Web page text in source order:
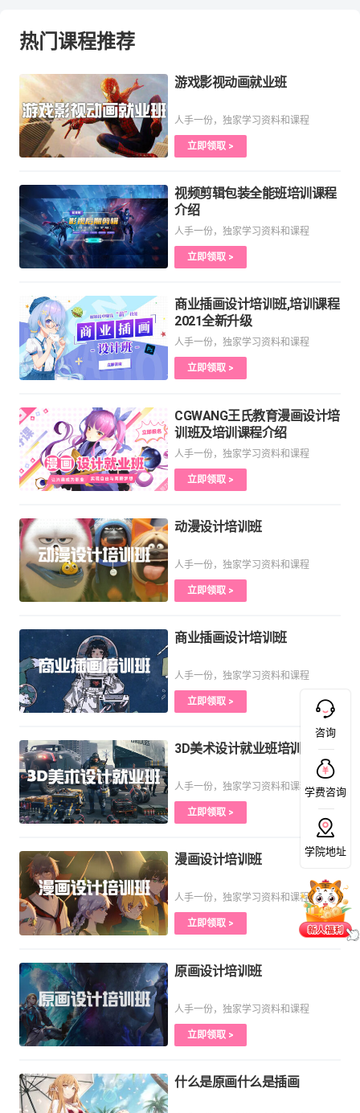
热门课程推荐
游戏影视动画就业班
人手一份，独家学习资料和课程
立即领取 >
视频剪辑包装全能班培训课程
介绍
人手一份，独家学习资料和课程
立即领取 >
商业插画设计培训班,培训课程
2021全新升级
人手一份，独家学习资料和课程
立即领取 >
CGWANG王氏教育漫画设计培
训班及培训课程介绍
人手一份，独家学习资料和课程
立即领取 >
动漫设计培训班
人手一份，独家学习资料和课程
立即领取 >
商业插画设计培训班
人手一份，独家学习资料和课程
立即领取 >
3D美术设计就业班培训课程
人手一份，独家学习资料和课程
立即领取 >
漫画设计培训班
人手一份，独家学习资料和课程
立即领取 >
原画设计培训班
人手一份，独家学习资料和课程
立即领取 >
什么是原画什么是插画
咨询
学费咨询
学院地址